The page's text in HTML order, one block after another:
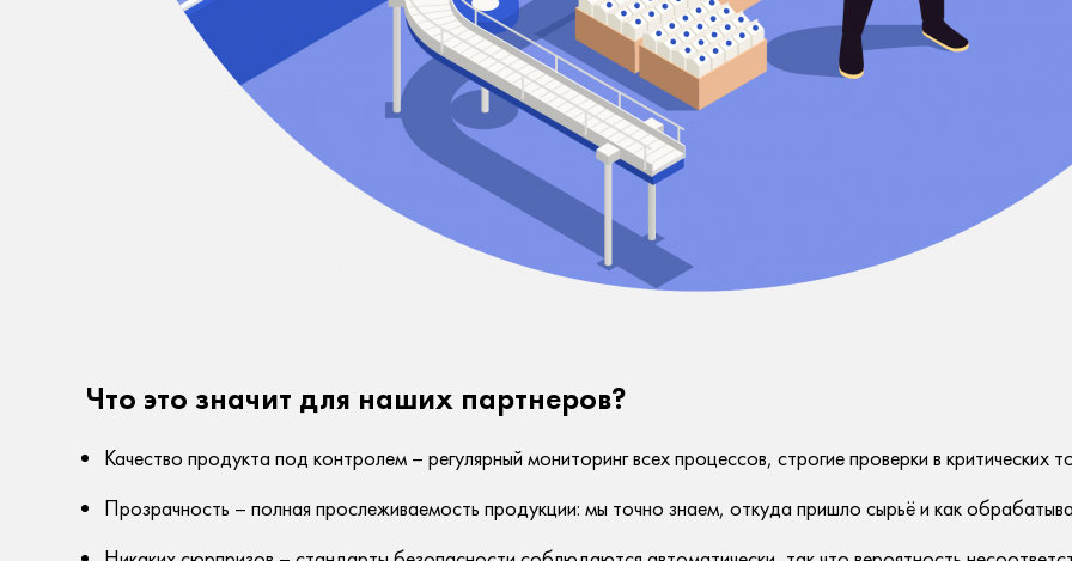
Что это значит для наших партнеров?
Качество продукта под контролем – регулярный мониторинг всех процессов, строгие проверки в критических
Прозрачность – полная прослеживаемость продукции: мы точно знаем, откуда пришло сырьё и как